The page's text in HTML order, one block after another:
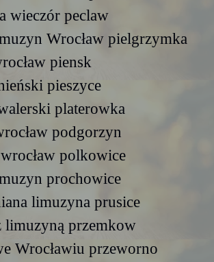
wieczór peclaw
Wrocław pielgrzymka
piensk
pieszyce
platerowka
podgorzyn
polkowice
prochowice
limuzyna prusice
limuzyną przemkow
Wrocławiu przeworno